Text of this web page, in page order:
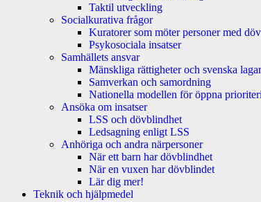
Taktil utveckling
Socialkurativa frågor
Kuratorer som möter personer med
Psykosociala insatser
Samhällets ansvar
Mänskliga rättigheter och svenska lagar
Samverkan och samordning
Nationella modellen för öppna
Ansöka om insatser
LSS och dövblindhet
Ledsagning enligt LSS
Anhöriga och andra närpersoner
När ett barn har dövblindhet
När en vuxen har dövblindet
Lär dig mer!
Teknik och hjälpmedel